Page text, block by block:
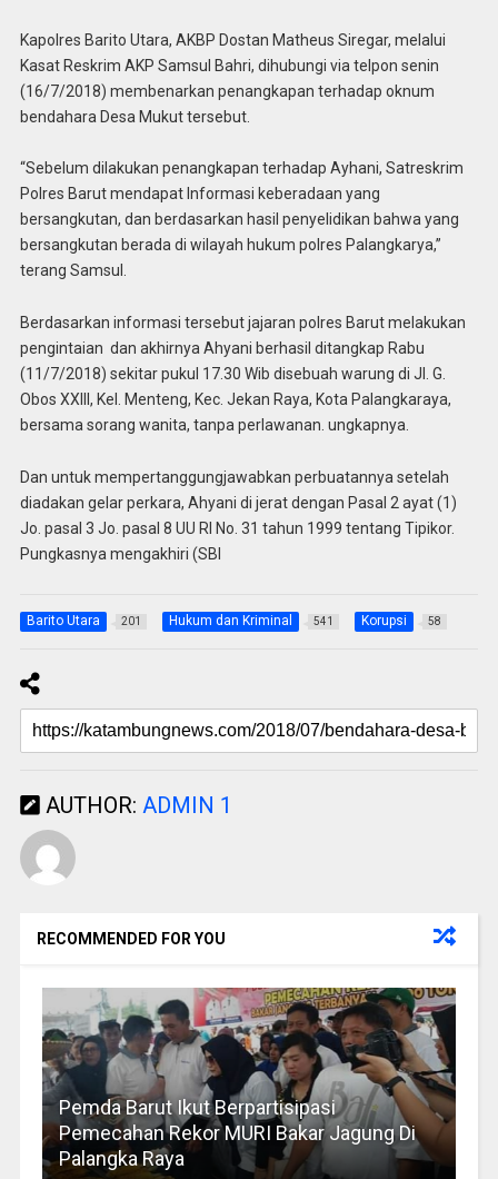
Kapolres Barito Utara, AKBP Dostan Matheus Siregar, melalui
Kasat Reskrim AKP Samsul Bahri, dihubungi via telpon senin
(16/7/2018) membenarkan penangkapan terhadap oknum
bendahara Desa Mukut tersebut.
“Sebelum dilakukan penangkapan terhadap Ayhani, Satreskrim
Polres Barut mendapat Informasi keberadaan yang
bersangkutan, dan berdasarkan hasil penyelidikan bahwa yang
bersangkutan berada di wilayah hukum polres Palangkarya,”
terang Samsul.
Berdasarkan informasi tersebut jajaran polres Barut melakukan
pengintaian dan akhirnya Ahyani berhasil ditangkap Rabu
(11/7/2018) sekitar pukul 17.30 Wib disebuah warung di Jl. G.
Obos XXIII, Kel. Menteng, Kec. Jekan Raya, Kota Palangkaraya,
bersama sorang wanita, tanpa perlawanan. ungkapnya.
Dan untuk mempertanggungjawabkan perbuatannya setelah
diadakan gelar perkara, Ahyani di jerat dengan Pasal 2 ayat (1)
Jo. pasal 3 Jo. pasal 8 UU RI No. 31 tahun 1999 tentang Tipikor.
Pungkasnya mengakhiri (SBI
Barito Utara 201 Hukum dan Kriminal 541 Korupsi 58
AUTHOR: ADMIN 1
RECOMMENDED FOR YOU
Pemda Barut Ikut Berpartisipasi
Pemecahan Rekor MURI Bakar Jagung Di
Palangka Raya